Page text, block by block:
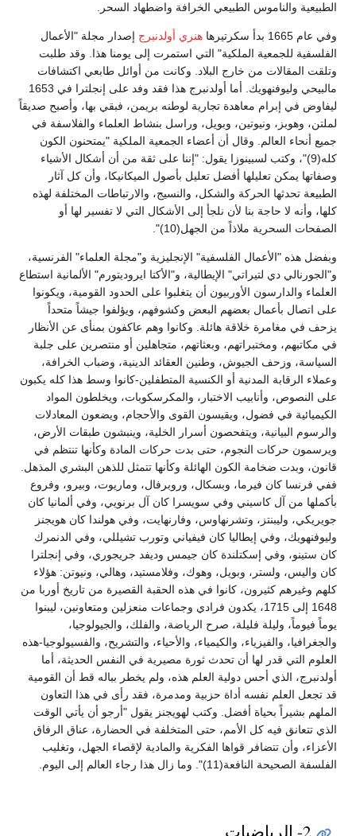
الطبيعية والناموس الطبيعي الخرافة واضطهاد السحر.
وفي عام 1665 بدأ سكرتيرها هنري أولدنبرج إصدار مجلة "الأعمال
الفلسفية للجمعية الملكية" التي استمرت إلى يومنا هذا. وقد طلبت
وتلقت المقالات من خارج البلاد. وكانت من أوائل طابعي اكتشافات
مالبيحي وليوفنهويك. أما أولدنبرج هذا فقد وفد على إنجلترا في 1653
ليفاوض في إبرام معاهدة تجارية لوطنه بريمن، فبقي بها، وأصبح صديقاً
لملتن، وهوبز، ونيوتين، وبويل، وراسل بنشاط العلماء والفلاسفة في
جميع أنحاء العالم. وقال أن أعضاء الجمعية الملكية "يمتحنون الكون
كله(9)"، وكتب لسبينوزا يقول: "إننا على ثقة من أن أشكال الأشياء
وصفاتها يمكن تعليلها أفضل تعليل بأصول الميكانيكا، وأن كل آثار
الطبيعة تحدثها الحركة والشكل، والنسيج، والارتباطات المختلفة لهذه
كلها، وأنه لا حاجة بنا لأن نلجأ إلى الأشكال التي لا تفسير لها أو
الصفحات السحرية ملاذاً من الجهل(10)".
وبفضل هذه "الأعمال الفلسفية" الإنجليزية و"مجلة العلماء" الفرنسية،
و"الجورنالي دي لتيراتي" الإيطالية، و"الأكتا ايروديتورم" الألمانية استطاع
العلماء والدارسون الأوربيون أن يتغلبوا على الحدود القومية، ويكونوا
على اتصال بأعمال بعضهم البعض وكشوفهم، ويؤلفوا جيشاً متحداً
يزحف في مغامرة خلاقة هائلة. وكانوا وهم عاكفون بمنأى عن الأنظار
في مكاتبهم، ومختبراتهم، وبعثاتهم، متجاهلين أو منتصرين على جلبة
السياسة، وزحف الجيوش، وطنين العقائد الدينية، وضباب الخرافة،
وعملاء الرقابة المدنية أو الكنسية المتطفلين-كانوا وسط هذا كله يكبون
على النصوص، وأنابيب الاختبار، والمكرسكوبات، ويخلطون المواد
الكيميائية في فضول، ويقيسون القوى والأحجام، ويضعون المعادلات
والرسوم البيانية، ويتفحصون أسرار الخلية، وينبشون طبقات الأرض،
ويرسمون حركات النجوم، حتى بدت حركات المادة وكأنها تنتظم في
قانون، وبدت ضخامة الكون الهائلة وكأنها تتمثل للذهن البشري المذهل.
ففي فرنسا كان فيرما، وبسكال، وروبرفال، وماريوت، وبيرو، وفروع
بأكملها من آل كاسيني وفي سويسرا كان آل برنويي، وفي ألمانيا كان
جويريكي، وليبنتز، وتشرنهاوس، وفارنهايت، وفي هولندا كان هويجنز
وليوفنهويك، وفي إيطاليا كان فيفياني وتورب تشيللي، وفي الدنمرك
كان ستينو، وفي إسكتلندة كان جيمس وديفد جريجوري، وفي إنجلترا
كان واليس، ولستر، وبويل، وهوك، وفلامستيد، وهالي، ونيوتن: هؤلاء
كلهم وغيرهم كثيرون، كانوا في هذه الحقبة القصيرة من تاريخ أوربا من
1648 إلى 1715، يكدون فرادي وجماعات منعزلين ومتعاونين، ليبنوا
يوماً فيوماً، وليلة فليلة، صرح الرياضة، والفلك، والجيولوجيا،
والجغرافيا، والفيزياء، والكيمياء، والأحياء، والتشريح، والفسيولوجيا-هذه
العلوم التي قدر لها أن تحدث ثورة مصيرية في النفس الحديثة، أما
أولدنبرج، الذي أحس دولية العلم هذه، ولم يخطر بباله قط أن القومية
قد تجعل العلم نفسه أداة حزبية ومدمرة، فقد رأى في هذا التعاون
الملهم بشيراً بحياة أفضل. وكتب لهويجنز يقول "أرجو أن يأتي الوقت
الذي تتعانق فيه كل الأمم، حتى المتخلفة في الحضارة، عناق الرفاق
الأعزاء، وأن تتضافر قواها الفكرية والمادية لإقصاء الجهل، وتغليب
الفلسفة الصحيحة النافعة(11)". وما زال هذا رجاء العالم إلى اليوم.
2- الرياضيات